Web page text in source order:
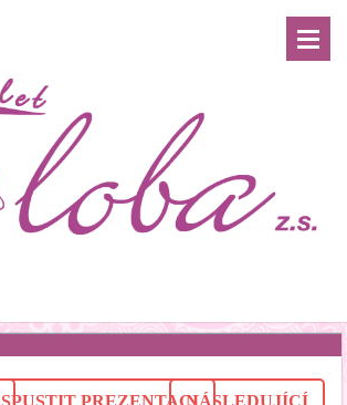
SPUSTIT PREZENTACINÁSLEDUJÍCÍ